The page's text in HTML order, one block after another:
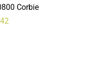
Corbie